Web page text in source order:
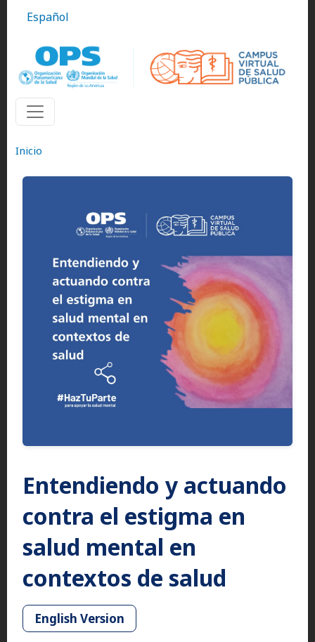
Español
Inicio
Entendiendo y actuando
contra el estigma en
salud mental en
contextos de salud
English Version